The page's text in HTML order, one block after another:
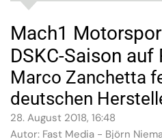
Mach1
DSKC-Saison auf
Marco Zanchetta
deutschen
28. August 2018, 16:48
Autor: Fast Media - Björn